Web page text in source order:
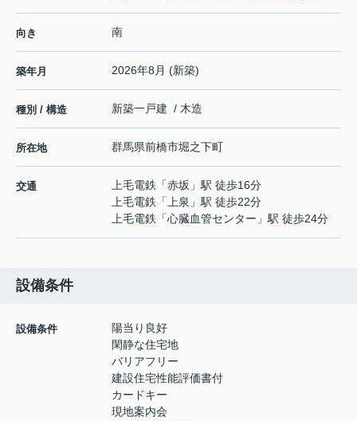
向き 南
築年月 2026年8月 (新築)
種別 / 構造 新築一戸建 / 木造
所在地 群馬県前橋市堀之下町
交通 上毛電鉄 「赤坂 」駅 徒歩16分
上毛電鉄 「上泉 」駅 徒歩22分
上毛電鉄 「心臓血管センター 」駅 徒歩24分
設備条件
設備条件
陽当り良好
閑静な住宅地
バリアフリー
建設住宅性能評価書付
カードキー
現地案内会